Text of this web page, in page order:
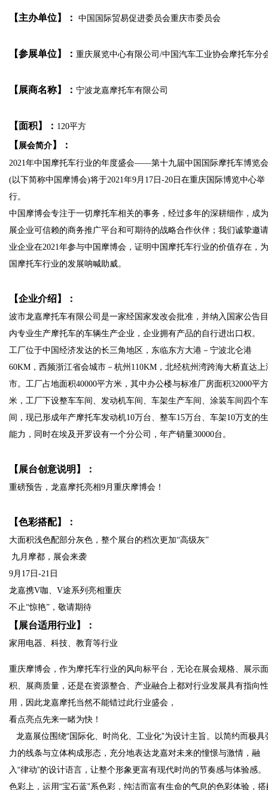
【主办单位】： 中国国际贸易促进委员会重庆市委员会
【参展单位】： 重庆展览中心有限公司/中国汽车工业协会摩托车分
【展商名称】： 宁波龙嘉摩托车有限公司
【面积】： 120平方
【 展会简介 】：
2021年中国摩托车行业的年度盛会——第十九届中国国际摩托车博览会
(以下简称中国摩博会)将于2021年9月17日-20日在重庆国际博览中心举
行。
中国摩博会专注于一切摩托车相关的事务，经过多年的深耕细作，成
展企业可信赖的商务推广平台和可期待的战略合作伙伴；我们诚挚邀
业企业在2021年参与中国摩博会，证明中国摩托车行业的价值存在，
国摩托车行业的发展呐喊助威。
【企业介绍】：
波市龙嘉摩托车有限公司是一家经国家发改会批准，并纳入国家公告
内专业生产摩托车的车辆生产企业，企业拥有产品的自行进出口权。
工厂位于中国经济发达的长三角地区，东临东方大港－宁波北仑港
60KM，西频浙江省会城市－杭州110KM，北经杭州湾跨海大桥直达上
市。工厂占地面积40000平方米，其中办公楼与标准厂房面积32000平方
米，工厂下设整车车间、发动机车间、车架生产车间、涂装车间四个车
间，现已形成年产摩托车发动机10万台、整车15万台、车架10万支的
能力，同时在埃及开罗设有一个分公司，年产销量30000台。
【展台创意说明】：
重磅预告，龙嘉摩托亮相9月重庆摩博会！
【色彩搭配】：
大面积浅色配部分灰色，整个展台的档次更加“高级灰”
九月摩都，展会来袭
9月17日-21日
龙嘉携V咖、V途系列亮相重庆
不止“惊艳”，敬请期待
【展台适用行业】：
家用电器、科技、教育等行业
重庆摩博会，作为摩托车行业的风向标平台，无论在展会规格、展示面
积、展商质量，还是在资源整合、产业融合上都对行业发展具有指向
用，因此龙嘉摩托当然不能错过此行业盛会，
看点亮点先来一睹为快！
龙嘉展位围绕“国际化、时尚化、工业化”为设计主旨。以简约而极具
力的线条与立体构成形态，充分地表达龙嘉对未来的憧憬与激情，融
入“律动”的设计语言，让整个形象更富有现代时尚的节奏感与体验感。
色彩上，运用“宝石蓝”系色彩，纯洁而富有生命的气息的色彩体验，搭